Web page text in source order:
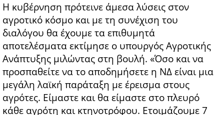
Η κυβέρνηση πρότεινε άμεσα λύσεις στον
αγροτικό κόσμο και με τη συνέχιση του
διαλόγου θα έχουμε τα επιθυμητά
αποτελέσματα εκτίμησε ο υπουργός Αγροτικής
Ανάπτυξης μιλώντας στη βουλή. «Όσο και να
προσπαθείτε να το αποδημήσετε η ΝΔ είναι μια
μεγάλη λαϊκή παράταξη με έρεισμα στους
αγρότες. Είμαστε και θα είμαστε στο πλευρό
κάθε αγρότη και κτηνοτρόφου. Ετοιμάζουμε 7